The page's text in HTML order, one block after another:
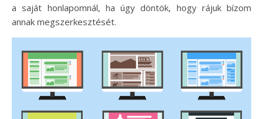
a saját honlapomnál, ha úgy döntök, hogy rájuk bízom
annak megszerkesztését.